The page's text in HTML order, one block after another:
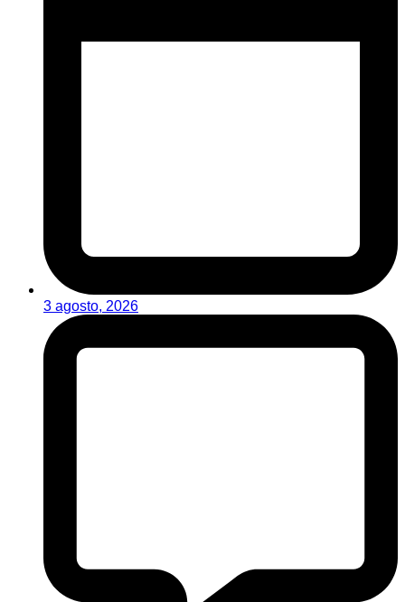
3 agosto, 2026